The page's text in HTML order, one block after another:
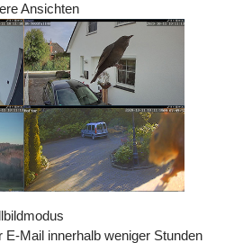
Ansichten
E-Mail innerhalb weniger Stunden